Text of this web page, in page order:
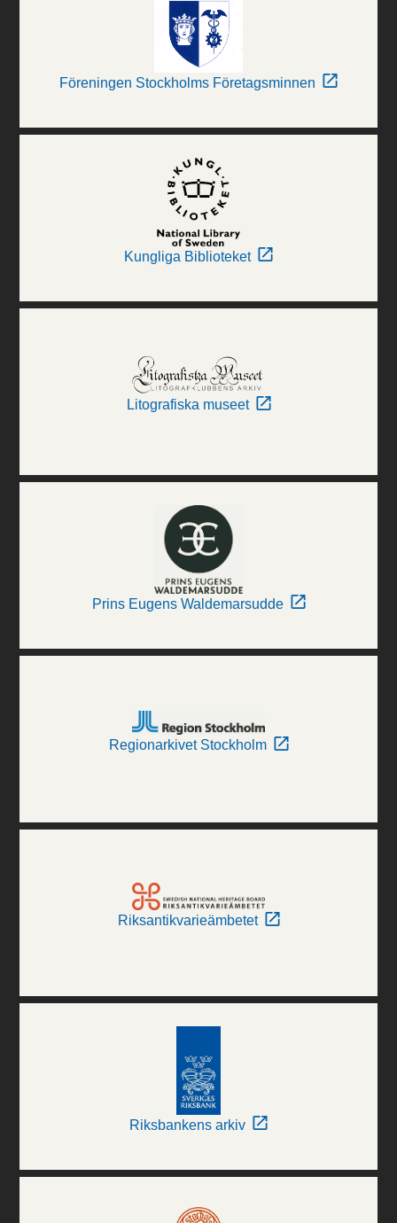
Föreningen Stockholms Företagsminnen
Kungliga Biblioteket
Litografiska museet
Prins Eugens Waldemarsudde
Regionarkivet Stockholm
Riksantikvarieämbetet
Riksbankens arkiv